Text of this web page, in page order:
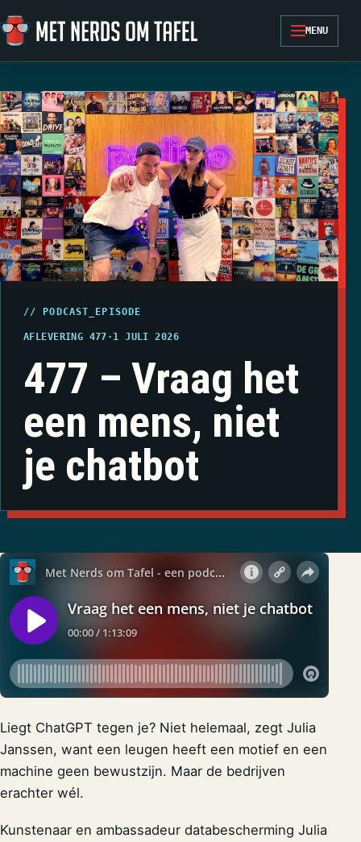
Ga naar de inhoud
MENU
// PODCAST_EPISODE
AFLEVERING 477 · 1 JULI 2026
477 – Vraag het
een mens, niet
je chatbot
Liegt ChatGPT tegen je? Niet helemaal, zegt Julia
Janssen, want een leugen heeft een motief en een
machine geen bewustzijn. Maar de bedrijven
erachter wél.
Kunstenaar en ambassadeur databescherming Julia